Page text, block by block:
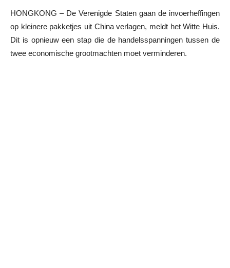
HONGKONG – De Verenigde Staten gaan de invoerheffingen
op kleinere pakketjes uit China verlagen, meldt het Witte Huis.
Dit is opnieuw een stap die de handelsspanningen tussen de
twee economische grootmachten moet verminderen.